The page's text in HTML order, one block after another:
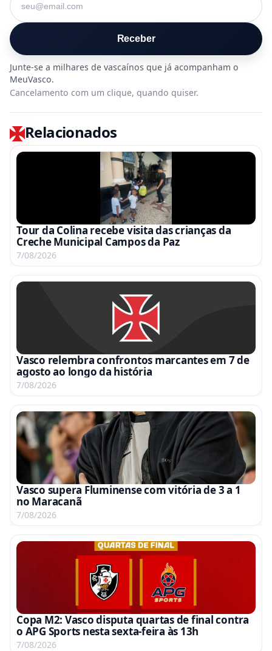
Receber
Cancelamento com um clique, quando quiser.
Relacionados
Tour da Colina recebe visita das crianças da
Creche Municipal Campos da Paz
7/08/2026
Vasco relembra confrontos marcantes em 7 de
agosto ao longo da história
7/08/2026
Vasco supera Fluminense com vitória de 3 a 1
no Maracanã
7/08/2026
Copa M2: Vasco disputa quartas de final contra
o APG Sports nesta sexta-feira às 13h
7/08/2026